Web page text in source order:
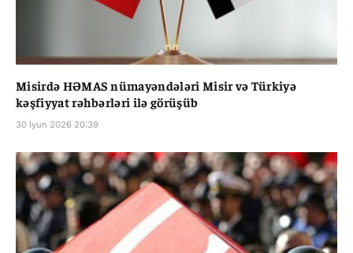
Misirdə HƏMAS nümayəndələri Misir və Türkiyə
kəşfiyyat rəhbərləri ilə görüşüb
30 İyun 2026 20:39